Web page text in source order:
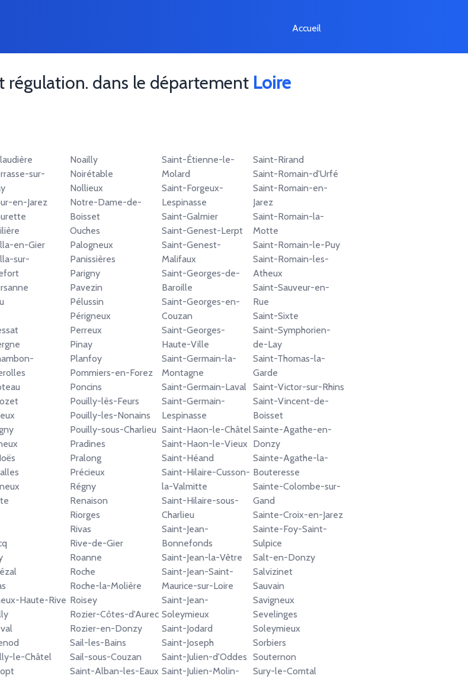
Accueil
régulation. dans le département Loire
sur-
en-Jarez
en-Gier
sur-
Haute-Rive
le-Châtel
Noailly
Noirétable
Nollieux
Notre-Dame-de-
Boisset
Ouches
Palogneux
Panissières
Parigny
Pavezin
Pélussin
Périgneux
Perreux
Pinay
Planfoy
Pommiers-en-Forez
Poncins
Pouilly-lès-Feurs
Pouilly-les-Nonains
Pouilly-sous-Charlieu
Pradines
Pralong
Précieux
Régny
Renaison
Riorges
Rivas
Rive-de-Gier
Roanne
Roche
Roche-la-Molière
Roisey
Rozier-Côtes-d'Aurec
Rozier-en-Donzy
Sail-les-Bains
Sail-sous-Couzan
Saint-Alban-les-Eaux
Saint-Étienne-le-
Molard
Saint-Forgeux-
Lespinasse
Saint-Galmier
Saint-Genest-Lerpt
Saint-Genest-
Malifaux
Saint-Georges-de-
Baroille
Saint-Georges-en-
Couzan
Saint-Georges-
Haute-Ville
Saint-Germain-la-
Montagne
Saint-Germain-Laval
Saint-Germain-
Lespinasse
Saint-Haon-le-Châtel
Saint-Haon-le-Vieux
Saint-Héand
Saint-Hilaire-Cusson-
la-Valmitte
Saint-Hilaire-sous-
Charlieu
Saint-Jean-
Bonnefonds
Saint-Jean-la-Vêtre
Saint-Jean-Saint-
Maurice-sur-Loire
Saint-Jean-
Soleymieux
Saint-Jodard
Saint-Joseph
Saint-Julien-d'Oddes
Saint-Julien-Molin-
Saint-Rirand
Saint-Romain-d'Urfé
Saint-Romain-en-
Jarez
Saint-Romain-la-
Motte
Saint-Romain-le-Puy
Saint-Romain-les-
Atheux
Saint-Sauveur-en-
Rue
Saint-Sixte
Saint-Symphorien-
de-Lay
Saint-Thomas-la-
Garde
Saint-Victor-sur-Rhins
Saint-Vincent-de-
Boisset
Sainte-Agathe-en-
Donzy
Sainte-Agathe-la-
Bouteresse
Sainte-Colombe-sur-
Gand
Sainte-Croix-en-Jarez
Sainte-Foy-Saint-
Sulpice
Salt-en-Donzy
Salvizinet
Sauvain
Savigneux
Sevelinges
Soleymieux
Sorbiers
Souternon
Sury-le-Comtal